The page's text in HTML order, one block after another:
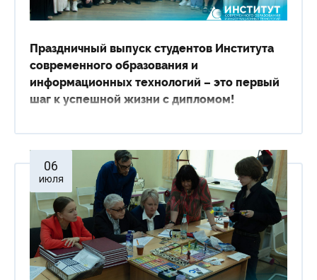
Праздничный выпуск студентов Института
современного образования и
информационных технологий – это первый
шаг к успешной жизни с дипломом!
06
июля